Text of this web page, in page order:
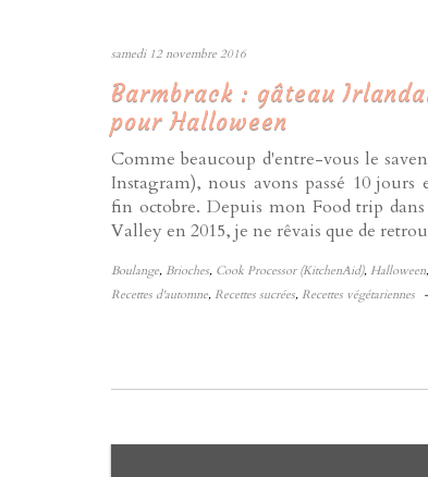
samedi 12 novembre 2016
Barmbrack : gâteau
pour Halloween
Comme beaucoup d'entre-vous le
Instagram), nous avons passé 10 jours
fin octobre. Depuis mon Food trip
Valley en 2015, je ne rêvais que de
Boulange, Brioches, Cook Processor (KitchenAid), Halloween,
Recettes d'automne, Recettes sucrées, Recettes végétariennes -